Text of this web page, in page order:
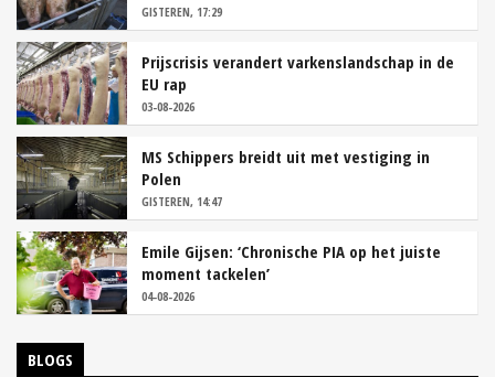
GISTEREN, 17:29
Prijscrisis verandert varkenslandschap in de
EU rap
03-08-2026
MS Schippers breidt uit met vestiging in
Polen
GISTEREN, 14:47
Emile Gijsen: ‘Chronische PIA op het juiste
moment tackelen’
04-08-2026
BLOGS